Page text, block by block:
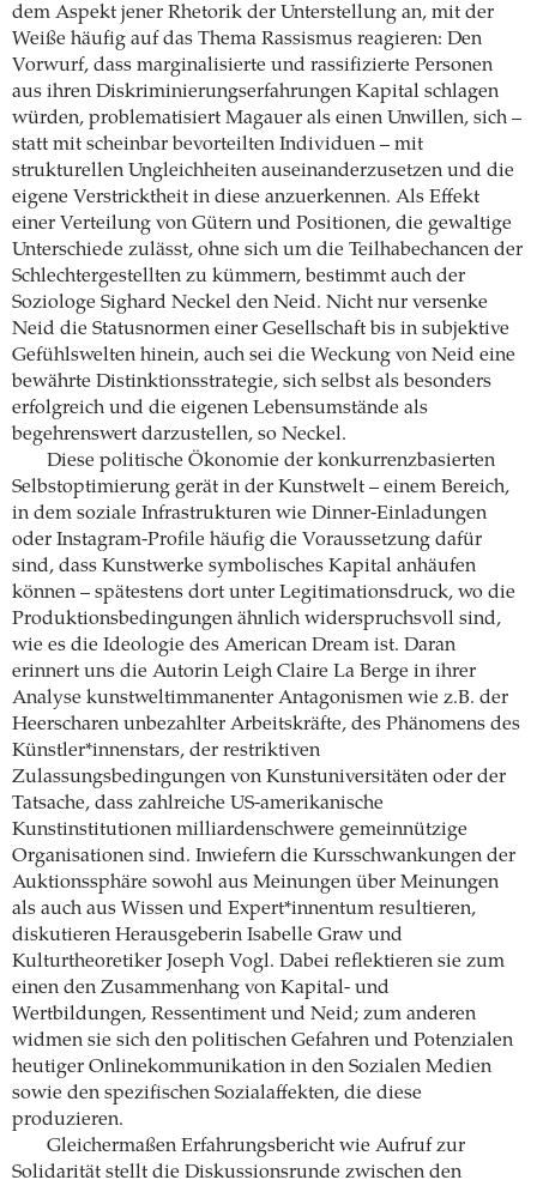
dem Aspekt jener Rhetorik der Unterstellung an, mit der
Weiße häufig auf das Thema Rassismus reagieren: Den
Vorwurf, dass marginalisierte und rassifizierte Personen
aus ihren Diskriminierungserfahrungen Kapital schlagen
würden, problematisiert Magauer als einen Unwillen, sich –
statt mit scheinbar bevorteilten Individuen – mit
strukturellen Ungleichheiten auseinanderzusetzen und die
eigene Verstricktheit in diese anzuerkennen. Als Effekt
einer Verteilung von Gütern und Positionen, die gewaltige
Unterschiede zulässt, ohne sich um die Teilhabechancen der
Schlechtergestellten zu kümmern, bestimmt auch der
Soziologe Sighard Neckel den Neid. Nicht nur versenke
Neid die Statusnormen einer Gesellschaft bis in subjektive
Gefühlswelten hinein, auch sei die Weckung von Neid eine
bewährte Distinktionsstrategie, sich selbst als besonders
erfolgreich und die eigenen Lebensumstände als
begehrenswert darzustellen, so Neckel.
Diese politische Ökonomie der konkurrenzbasierten
Selbstoptimierung gerät in der Kunstwelt – einem Bereich,
in dem soziale Infrastrukturen wie Dinner-Einladungen
oder Instagram-Profile häufig die Voraussetzung dafür
sind, dass Kunstwerke symbolisches Kapital anhäufen
können – spätestens dort unter Legitimationsdruck, wo die
Produktionsbedingungen ähnlich widerspruchsvoll sind,
wie es die Ideologie des American Dream ist. Daran
erinnert uns die Autorin Leigh Claire La Berge in ihrer
Analyse kunstweltimmanenter Antagonismen wie z.B. der
Heerscharen unbezahlter Arbeitskräfte, des Phänomens des
Künstler*innenstars, der restriktiven
Zulassungsbedingungen von Kunstuniversitäten oder der
Tatsache, dass zahlreiche US-amerikanische
Kunstinstitutionen milliardenschwere gemeinnützige
Organisationen sind. Inwiefern die Kursschwankungen der
Auktionssphäre sowohl aus Meinungen über Meinungen
als auch aus Wissen und Expert*innentum resultieren,
diskutieren Herausgeberin Isabelle Graw und
Kulturtheoretiker Joseph Vogl. Dabei reflektieren sie zum
einen den Zusammenhang von Kapital- und
Wertbildungen, Ressentiment und Neid; zum anderen
widmen sie sich den politischen Gefahren und Potenzialen
heutiger Onlinekommunikation in den Sozialen Medien
sowie den spezifischen Sozialaffekten, die diese
produzieren.
Gleichermaßen Erfahrungsbericht wie Aufruf zur
Solidarität stellt die Diskussionsrunde zwischen den